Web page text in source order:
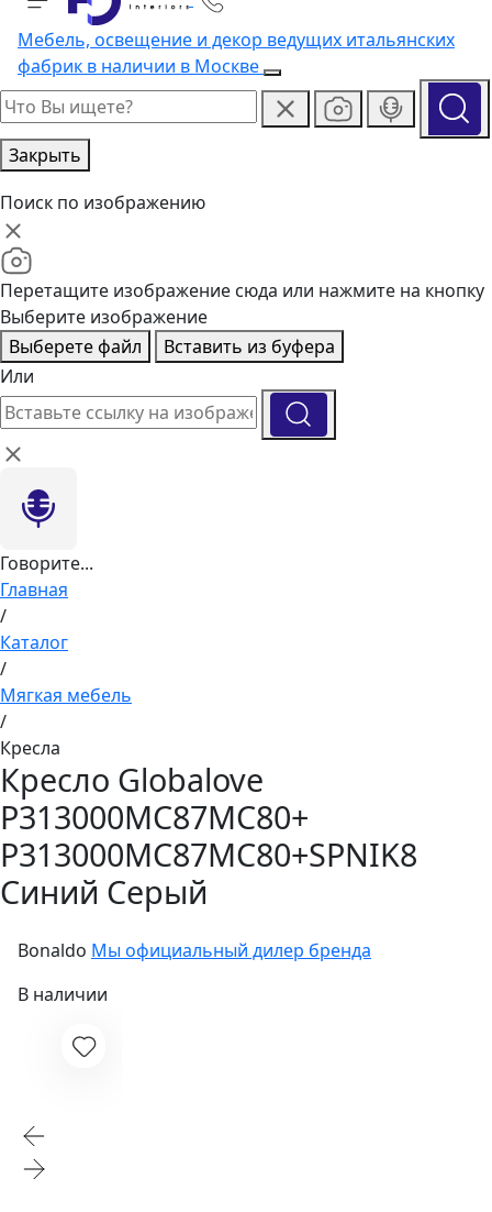
Мебель, освещение и декор ведущих итальянских
фабрик в наличии в Москве
Закрыть
Поиск по изображению
Перетащите изображение сюда или нажмите на кнопку
Выберите изображение
Выберете файл
Вставить из буфера
Или
Говорите...
Главная
/
Каталог
/
Мягкая мебель
/
Кресла
Кресло Globalove
P313000MC87MC80+
P313000MC87MC80+SPNIK8
Синий Серый
Bonaldo Мы официальный дилер бренда
В наличии